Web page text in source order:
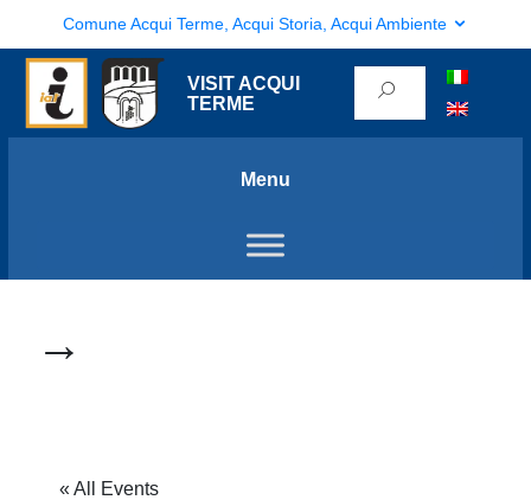
Comune Acqui Terme, Acqui Storia, Acqui Ambiente
VISIT ACQUI
TERME
Menu
→
« All Events